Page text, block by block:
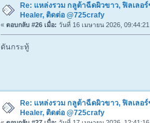
Re: แหล่งรวม กลูต้าฉีดผิวขาว, ฟิลเลอ
Healer, ติดต่อ @725crafy
« ตอบกลับ #26 เมื่อ: วันที่ 16 เมษายน 2026,
ดันกระทู้
Re: แหล่งรวม กลูต้าฉีดผิวขาว, ฟิลเลอ
Healer, ติดต่อ @725crafy